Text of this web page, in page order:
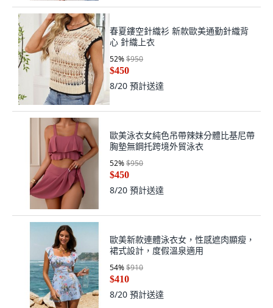
春夏鏤空針織衫 新款歐美通勤針織背
心 針織上衣
52%$950
$450
8/20 預計送達
歐美泳衣女純色吊帶辣妹分體比基尼帶
胸墊無鋼托跨境外貿泳衣
52%$950
$450
8/20 預計送達
歐美新款連體泳衣女，性感遮肉顯瘦，
裙式設計，度假溫泉適用
54%$910
$410
8/20 預計送達